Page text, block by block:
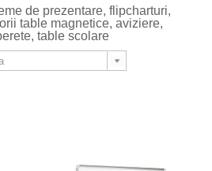
de prezentare, flipcharturi,
table magnetice, aviziere,
table scolare